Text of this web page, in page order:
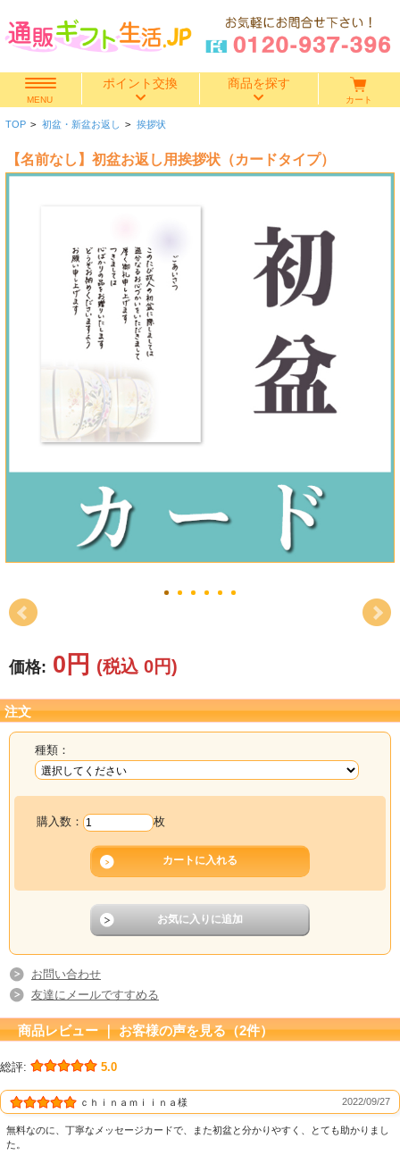
MENU
ポイント交換 商品を探す
快気祝い
香典返し
結婚引き出物
新築祝い
長寿のお祝い
各種記念品
カタログ
その他
カート
TOP > 初盆・新盆お返し > 挨拶状
【名前なし】初盆お返し用挨拶状（カードタイプ）
価格: 0円 (税込 0円)
注文
種類：
購入数： 枚
お問い合わせ
友達にメールですすめる
商品レビュー ｜ お客様の声を見る（2件）
総評: 5.0
ｃｈｉｎａｍｉｉｎａ様 2022/09/27
無料なのに、丁寧なメッセージカードで、また初盆と分かりやすく、とても助かりまし
た。